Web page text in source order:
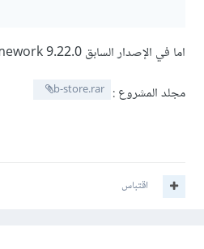
اما في الإصدار السابق Laravel Framework 9.22.0 لم أواجه هذه المشكلة وتم إستخدام vite بشكل جيد,
مجلد المشروع : b-store.rar
اقتباس